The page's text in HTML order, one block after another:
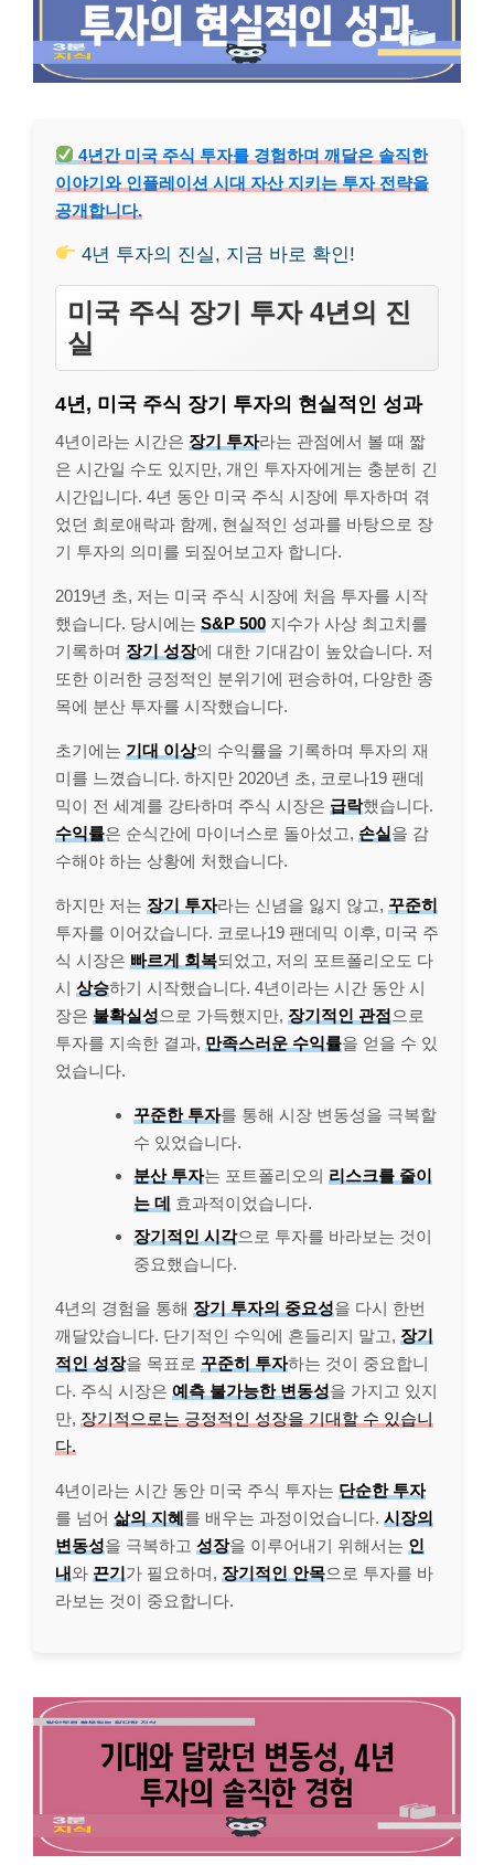
4년간 미국 주식 투자를 경험하며 깨달은 솔직한
이야기와 인플레이션 시대 자산 지키는 투자 전략을
공개합니다.
4년 투자의 진실, 지금 바로 확인!
미국 주식 장기 투자 4년의 진
실
4년, 미국 주식 장기 투자의 현실적인 성과
4년이라는 시간은 장기 투자라는 관점에서 볼 때 짧
은 시간일 수도 있지만, 개인 투자자에게는 충분히 긴
시간입니다. 4년 동안 미국 주식 시장에 투자하며 겪
었던 희로애락과 함께, 현실적인 성과를 바탕으로 장
기 투자의 의미를 되짚어보고자 합니다.
2019년 초, 저는 미국 주식 시장에 처음 투자를 시작
했습니다. 당시에는 S&P 500 지수가 사상 최고치를
기록하며 장기 성장에 대한 기대감이 높았습니다. 저
또한 이러한 긍정적인 분위기에 편승하여, 다양한 종
목에 분산 투자를 시작했습니다.
초기에는 기대 이상의 수익률을 기록하며 투자의 재
미를 느꼈습니다. 하지만 2020년 초, 코로나19 팬데
믹이 전 세계를 강타하며 주식 시장은 급락했습니다.
수익률은 순식간에 마이너스로 돌아섰고, 손실을 감
수해야 하는 상황에 처했습니다.
하지만 저는 장기 투자라는 신념을 잃지 않고, 꾸준히
투자를 이어갔습니다. 코로나19 팬데믹 이후, 미국 주
식 시장은 빠르게 회복되었고, 저의 포트폴리오도 다
시 상승하기 시작했습니다. 4년이라는 시간 동안 시
장은 불확실성으로 가득했지만, 장기적인 관점 으로
투자를 지속한 결과, 만족스러운 수익률을 얻을 수 있
었습니다.
꾸준한 투자를 통해 시장 변동성을 극복할
수 있었습니다.
분산 투자는 포트폴리오의 리스크를 줄이
는 데 효과적이었습니다.
장기적인 시각으로 투자를 바라보는 것이
중요했습니다.
4년의 경험을 통해 장기 투자의 중요성을 다시 한번
깨달았습니다. 단기적인 수익에 흔들리지 말고, 장기
적인 성장을 목표로 꾸준히 투자하는 것이 중요합니
다. 주식 시장은 예측 불가능한 변동성을 가지고 있지
만, 장기적으로는 긍정적인 성장을 기대할 수 있습니
다.
4년이라는 시간 동안 미국 주식 투자는 단순한 투자
를 넘어 삶의 지혜를 배우는 과정이었습니다. 시장의
변동성을 극복하고 성장을 이루어내기 위해서는 인
내와 끈기가 필요하며, 장기적인 안목으로 투자를 바
라보는 것이 중요합니다.